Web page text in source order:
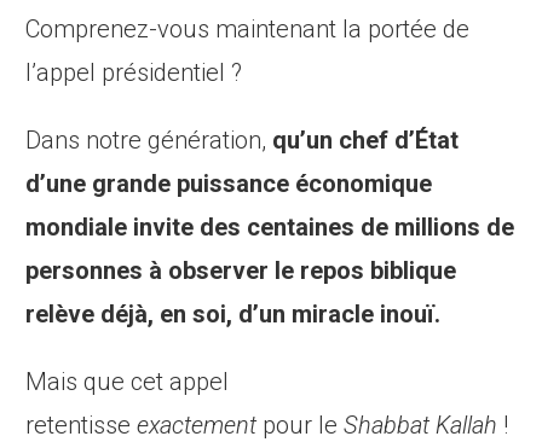
Comprenez-vous maintenant la portée de
l’appel présidentiel ?
Dans notre génération, qu’un chef d’État
d’une grande puissance économique
mondiale invite des centaines de millions de
personnes à observer le repos biblique
relève déjà, en soi, d’un miracle inouï.
Mais que cet appel
retentisseexactement pour leShabbat Kallah !